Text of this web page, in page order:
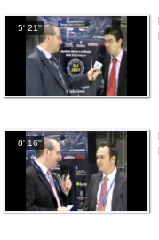
5' 21''
8' 16''